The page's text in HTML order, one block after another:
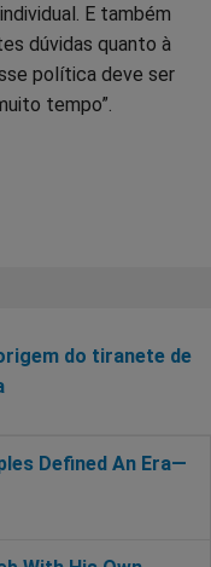
E também
dúvidas quanto à
política deve ser
tempo”.
do tiranete de